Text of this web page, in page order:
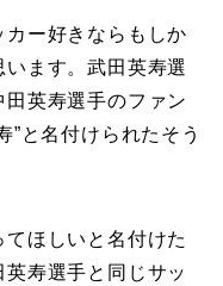
ー好きならもしか
ます。武田英寿選
英寿選手のファン
”と名付けられたそう
ほしいと名付けた
寿選手と同じサッ